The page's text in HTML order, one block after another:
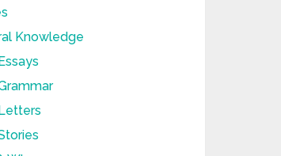
Knowledge